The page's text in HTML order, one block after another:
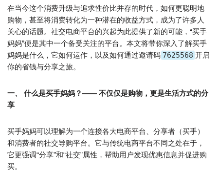
在当今这个消费升级与追求性价比并存的时代，如何更聪明地
购物，甚至将消费转化为一种潜在的收益方式，成为了许多人
关心的话题。社交电商平台的兴起为此提供了新的可能，“买手
妈妈”便是其中一个备受关注的平台。本文将带你深入了解买手
妈妈是什么，它如何运作，以及如何通过邀请码 7625568 开启
你的省钱与分享之旅。
一、 什么是买手妈妈？—— 不仅仅是购物，更是生活方式的分
享
买手妈妈可以理解为一个连接各大电商平台、分享者（买手）
和消费者的社交导购平台。它与传统电商平台不同之处在于，
它更强调“分享”和“社交”属性，帮助用户发现优惠信息并促进购
买。